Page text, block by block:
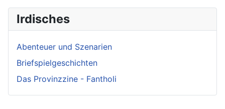
Irdisches
Abenteuer und Szenarien
Briefspielgeschichten
Das Provinzzine - Fantholi